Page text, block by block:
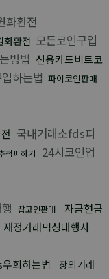
화환전
화환전 모든코인구입
방법 신용카드비트코
하는법 파이코인판매
국내거래소fds피
척피하기
24시코인업
잡코인판매
자금현금
재정거래믹싱대행사
회하는법 장외거래